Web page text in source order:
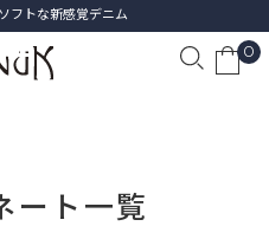
フトな新感覚デニム
0
ート一覧